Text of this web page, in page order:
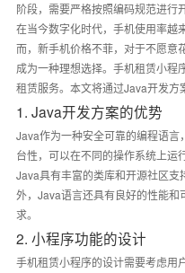
阶段，需要严格按照编码规范进行
在当今数字化时代，手机使用率越
而，新手机价格不菲，对于不愿意
成为一种理想选择。手机租赁小程
租赁服务。本文将通过Java开发方
1. Java开发方案的优势
Java作为一种安全可靠的编程语
台性，可以在不同的操作系统上运
Java具有丰富的类库和开源社区
外，Java语言还具有良好的性能
求。
2. 小程序功能的设计
手机租赁小程序的设计需要考虑用